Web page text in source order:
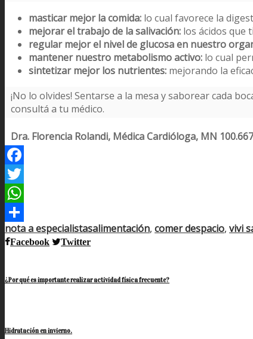
masticar mejor la comida: lo cual favorece la
mejorar el trabajo de la salivación: los ácidos que
regular mejor el nivel de glucosa en nuestro
mantener nuestro metabolismo activo: lo cual
sintetizar mejor los nutrientes: mejorando la
¡No lo olvides! Sentarse a la mesa y saborear cada
consultá a tu médico.
Dra. Florencia Rolandi, Médica Cardióloga, MN 100.667
Facebook
Twitter
WhatsApp
Compartir
nota a especialistasalimentación, comer despacio, vivi
Facebook Twitter
¿Por qué es importante realizar actividad física frecuente?
Hidratación en invierno.